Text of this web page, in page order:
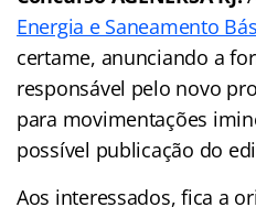
Energia e Saneamento
certame, anunciando a
responsável pelo novo
para movimentações
possível publicação do
Aos interessados, fica a